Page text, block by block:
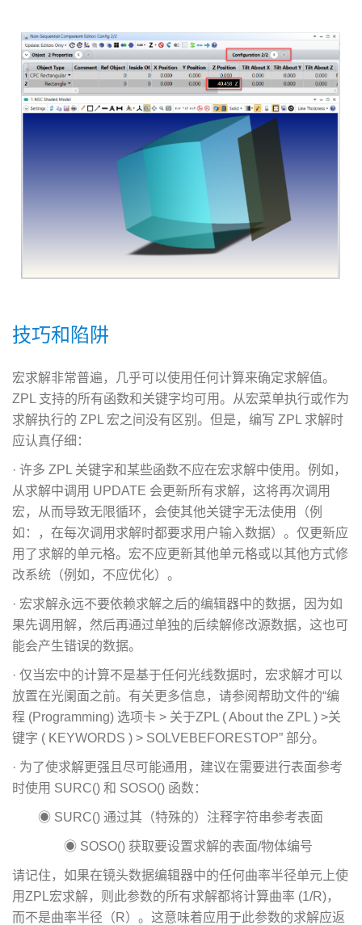
技巧和陷阱
宏求解非常普遍，几乎可以使用任何计算来确定求解值。
ZPL 支持的所有函数和关键字均可用。从宏菜单执行或作为
求解执行的 ZPL 宏之间没有区别。但是，编写 ZPL 求解时
应认真仔细：
· 许多 ZPL 关键字和某些函数不应在宏求解中使用。例如，
从求解中调用 UPDATE 会更新所有求解，这将再次调用
宏，从而导致无限循环，会使其他关键字无法使用（例
如：，在每次调用求解时都要求用户输入数据）。仅更新应
用了求解的单元格。宏不应更新其他单元格或以其他方式修
改系统（例如，不应优化）。
· 宏求解永远不要依赖求解之后的编辑器中的数据，因为如
果先调用解，然后再通过单独的后续解修改源数据，这也可
能会产生错误的数据。
· 仅当宏中的计算不是基于任何光线数据时，宏求解才可以
放置在光阑面之前。有关更多信息，请参阅帮助文件的“编
程 (Programming) 选项卡 > 关于ZPL ( About the ZPL ) >关
键字 ( KEYWORDS ) > SOLVEBEFORESTOP” 部分。
· 为了使求解更强且尽可能通用，建议在需要进行表面参考
时使用 SURC() 和 SOSO() 函数：
◉ SURC() 通过其（特殊的）注释字符串参考表面
◉ SOSO() 获取要设置求解的表面/物体编号
请记住，如果在镜头数据编辑器中的任何曲率半径单元上使
用ZPL宏求解，则此参数的所有求解都将计算曲率 (1/R)，
而不是曲率半径（R）。这意味着应用于此参数的求解应返